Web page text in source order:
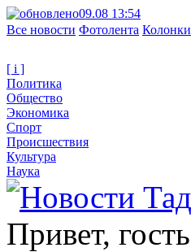
09.08 13:54
Все новости Фотолента Колонки
[ i ]
Политика
Общество
Экономика
Спорт
Происшествия
Культура
Наука
Привет, гость